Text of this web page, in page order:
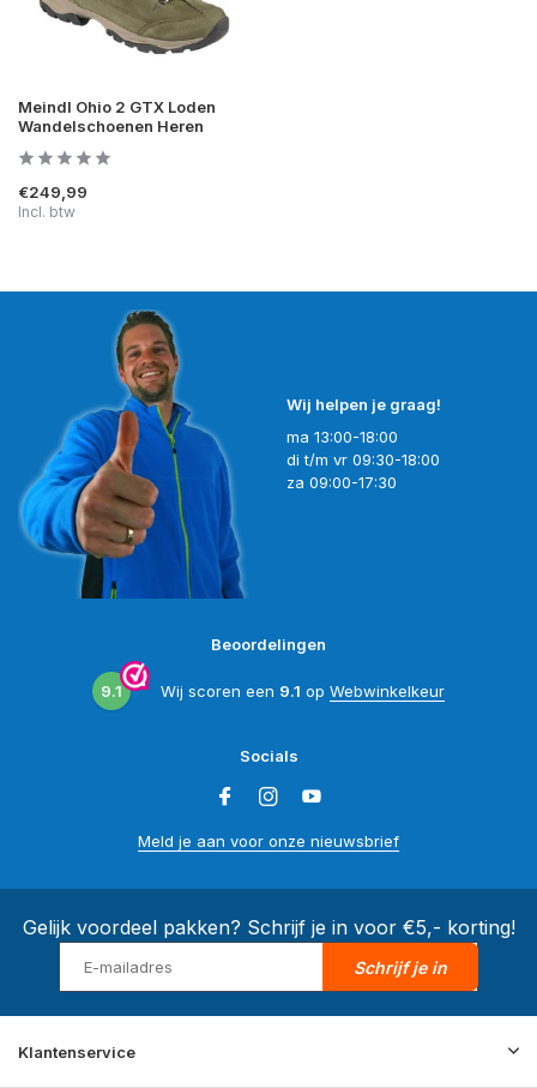
Meindl Ohio 2 GTX Loden
Wandelschoenen Heren
€249,99
Incl. btw
Wij helpen je graag!
ma 13:00-18:00
di t/m vr 09:30-18:00
za 09:00-17:30
Beoordelingen
9.1 Wij scoren een 9.1 op Webwinkelkeur
Socials
Meld je aan voor onze nieuwsbrief
Gelijk voordeel pakken? Schrijf je in voor €5,- korting!
Schrijf je in
Klantenservice